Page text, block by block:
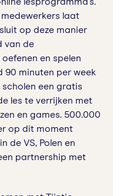
laat
op deze manier
van de
en spelen
90 minuten per week
een gratis
les te verrijken met
en games. 500.000
op dit moment
de VS, Polen en
partnership met